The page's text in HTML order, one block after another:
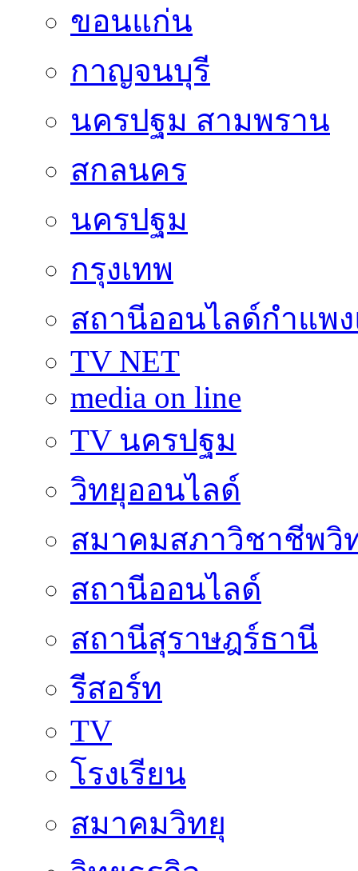
ขอนแก่น
กาญจนบุรี
นครปฐม สามพราน
สกลนคร
นครปฐม
กรุงเทพ
สถานีออนไลด์กำแพ
TV NET
media on line
TV นครปฐม
วิทยุออนไลด์
สมาคมสภาวิชาชีพวิ
สถานีออนไลด์
สถานีสุราษฎร์ธานี
รีสอร์ท
TV
โรงเรียน
สมาคมวิทยุ